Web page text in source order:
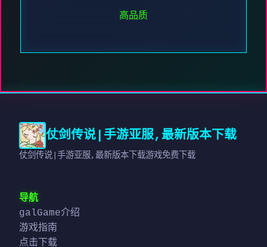
高品质
仗剑传说|手游亚服,最新版本下载
仗剑传说|手游亚服,最新版本下载游戏免费下载
导航
galGame介绍
游戏指南
点击下载